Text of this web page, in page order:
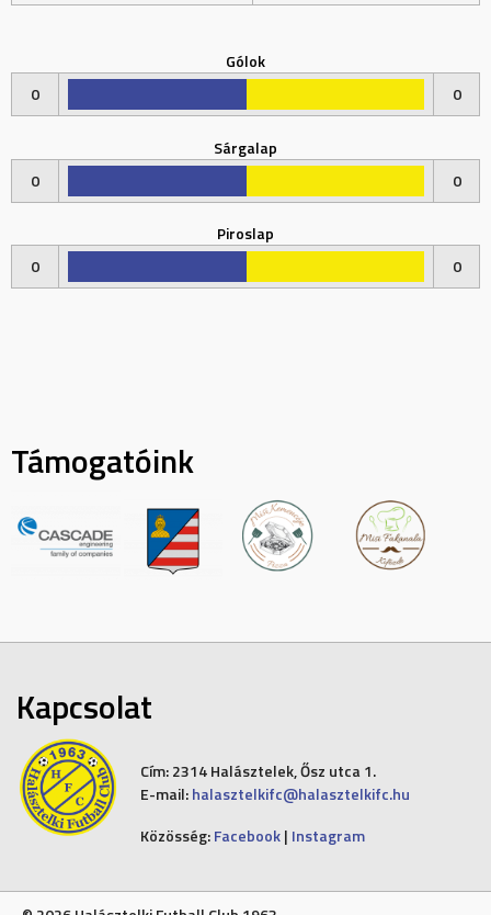
Gólok
0
0
Sárgalap
0
0
Piroslap
0
0
Támogatóink
Kapcsolat
Cím:2314 Halásztelek, Ősz utca 1.
E-mail: halasztelkifc@halasztelkifc.hu
Közösség: Facebook| Instagram